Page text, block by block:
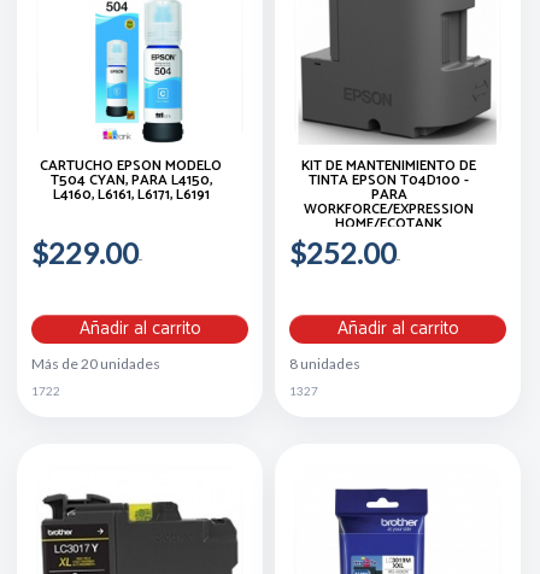
CARTUCHO EPSON MODELO
T504 CYAN, PARA L4150,
L4160, L6161, L6171, L6191
$229.00
Añadir al carrito
Más de 20 unidades
1722
KIT DE MANTENIMIENTO DE
TINTA EPSON T04D100 -
PARA
WORKFORCE/EXPRESSION
HOME/ECOTANK
$252.00
Añadir al carrito
8 unidades
1327